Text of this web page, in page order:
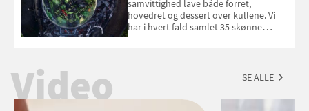
samvittighed lave både forret,
hovedret og dessert over kullene. Vi
har i hvert fald samlet 35 skønne
Video SE ALLE